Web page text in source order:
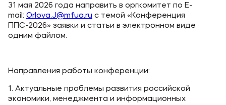
+7 (8442) 49-71-33
Полезное
31 мая 2026 года направить в оргкомитет по E-
mail: Orlova.J@mfua.ru с темой «Конференция
ППС-2026» заявки и статьи в электронном виде
одним файлом.
Направления работы конференции:
1. Актуальные проблемы развития российской
экономики, менеджмента и информационных